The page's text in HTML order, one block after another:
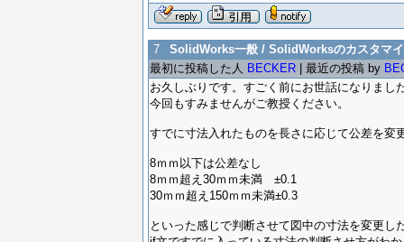
7
SolidWorks一般 / SolidWorksのカスタマ
最初に投稿した人 BECKER | 最近の投稿 by
お久しぶりです。すごく前にお世話になりまし
今回もすみませんがご教授ください。
すでに寸法入れたものを長さに応じて公差を変
8ｍｍ以下は公差なし
8ｍｍ超え30ｍｍ未満 ±0.1
30ｍｍ超え150ｍｍ未満±0.3
といった感じで判断させて図中の寸法を変更し